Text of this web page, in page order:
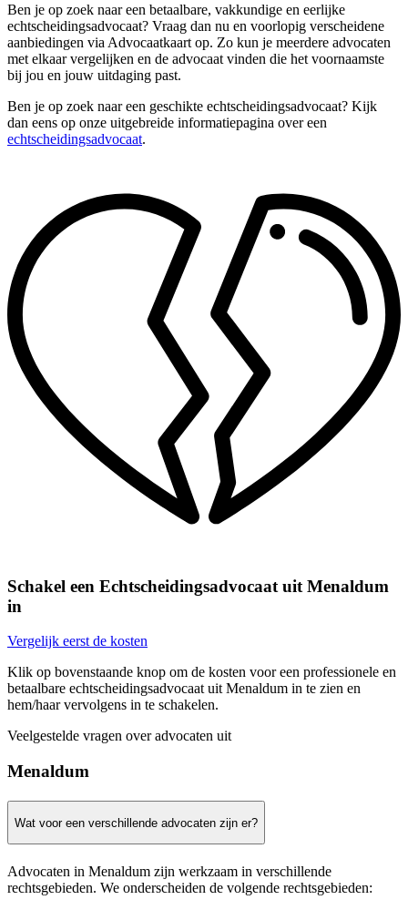
Ben je op zoek naar een betaalbare, vakkundige en eerlijke
echtscheidingsadvocaat? Vraag dan nu en voorlopig verscheidene
aanbiedingen via Advocaatkaart op. Zo kun je meerdere advocaten
met elkaar vergelijken en de advocaat vinden die het voornaamste
bij jou en jouw uitdaging past.
Ben je op zoek naar een geschikte echtscheidingsadvocaat? Kijk
dan eens op onze uitgebreide informatiepagina over een
echtscheidingsadvocaat.
Schakel een Echtscheidingsadvocaat uit Menaldum
in
Vergelijk eerst de kosten
Klik op bovenstaande knop om de kosten voor een professionele en
betaalbare echtscheidingsadvocaat uit Menaldum in te zien en
hem/haar vervolgens in te schakelen.
Veelgestelde vragen over advocaten uit
Menaldum
Wat voor een verschillende advocaten zijn er?
Advocaten in Menaldum zijn werkzaam in verschillende
rechtsgebieden. We onderscheiden de volgende rechtsgebieden: